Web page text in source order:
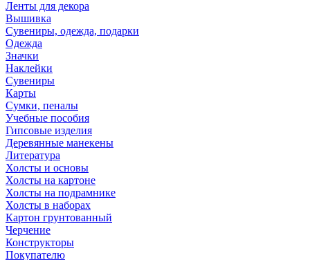
Ленты для декора
Вышивка
Сувениры, одежда, подарки
Одежда
Значки
Наклейки
Сувениры
Карты
Сумки, пеналы
Учебные пособия
Гипсовые изделия
Деревянные манекены
Литература
Холсты и основы
Холсты на картоне
Холсты на подрамнике
Холсты в наборах
Картон грунтованный
Черчение
Конструкторы
Покупателю